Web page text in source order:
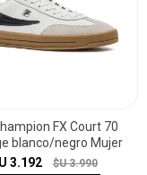
FX Court 70
blanco/negro Mujer
3.192
$U 3.990